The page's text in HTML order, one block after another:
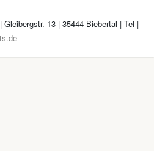
13 | 35444 Biebertal | Tel |